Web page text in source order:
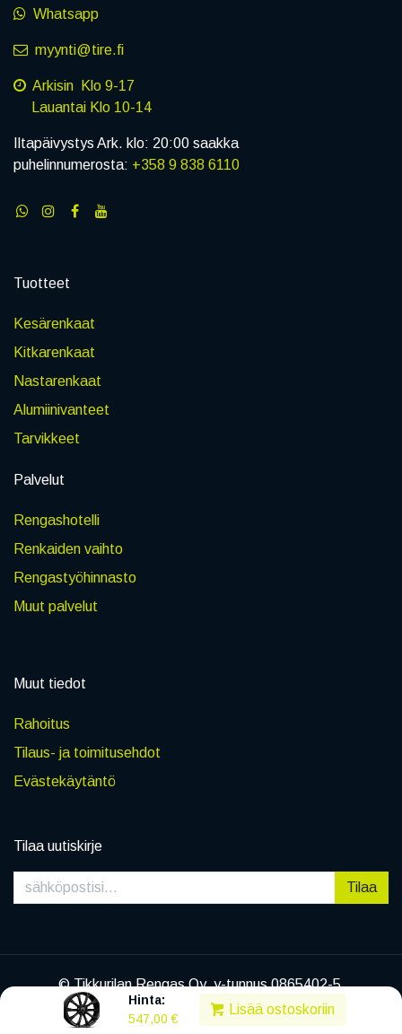
Hinta:
547,00 €
Lisää ostoskoriin
Whatsapp
myynti@tire.fi
Arkisin Klo 9-17
Lauantai Klo 10-14
Iltapäivystys Ark. klo: 20:00 saakka
puhelinnumerosta: +358 9 838 6110
Tuotteet
Kesärenkaat
Kitkarenkaat
Nastarenkaat
Alumiinivanteet
Tarvikkeet
Palvelut
Rengashotelli
Renkaiden vaihto
Rengastyöhinnasto
Muut palvelut
Muut tiedot
Rahoitus
Tilaus- ja toimitusehdot
Evästekäytäntö
Tilaa uutiskirje
Tilaa
© Tikkurilan Rengas Oy, y-tunnus 0865402-5
|Tietosuojaseloste